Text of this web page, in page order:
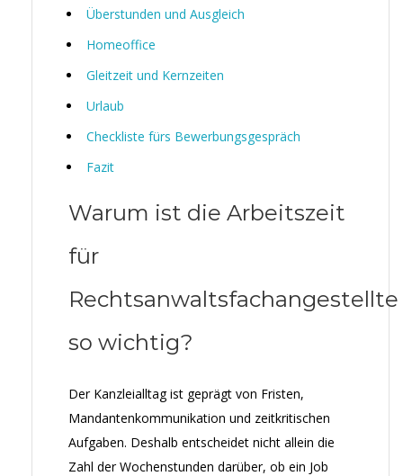
Überstunden und Ausgleich
Homeoffice
Gleitzeit und Kernzeiten
Urlaub
Checkliste fürs Bewerbungsgespräch
Fazit
Warum ist die Arbeitszeit
für
Rechtsanwaltsfachangestellte
so wichtig?
Der Kanzleialltag ist geprägt von Fristen,
Mandantenkommunikation und zeitkritischen
Aufgaben. Deshalb entscheidet nicht allein die
Zahl der Wochenstunden darüber, ob ein Job